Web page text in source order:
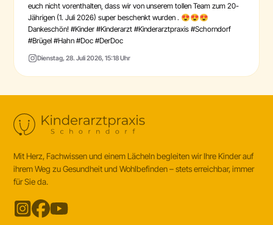
euch nicht vorenthalten, dass wir von unserem tollen Team zum 20-
Jährigen (1. Juli 2026) super beschenkt wurden . 😍😍😍
Dankeschön! #Kinder #Kinderarzt #Kinderarztpraxis #Schorndorf
#Brügel #Hahn #Doc #DerDoc
Dienstag, 28. Juli 2026, 15:18 Uhr
Mit Herz, Fachwissen und einem Lächeln begleiten wir Ihre Kinder auf
ihrem Weg zu Gesundheit und Wohlbefinden – stets erreichbar, immer
für Sie da.